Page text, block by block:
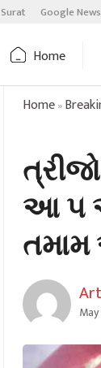
Surat Google News
Home
Home»
આ ૫